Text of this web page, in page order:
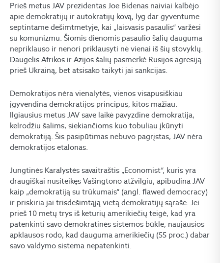
Prieš metus JAV prezidentas Joe Bidenas naiviai kalbėjo
apie demokratijų ir autokratijų kovą, lyg dar gyventume
septintame dešimtmetyje, kai „laisvasis pasaulis“ varžėsi
su komunizmu. Šiomis dienomis pasaulio šalių dauguma
nepriklauso ir nenori priklausyti nė vienai iš šių stovyklų.
Daugelis Afrikos ir Azijos šalių pasmerkė Rusijos agresiją
prieš Ukrainą, bet atsisako taikyti jai sankcijas.
Demokratijos nėra vienalytės, vienos visapusiškiau
įgyvendina demokratijos principus, kitos mažiau.
Ilgiausius metus JAV save laikė pavyzdine demokratija,
kelrodžiu šalims, siekiančioms kuo tobuliau įkūnyti
demokratiją. Šis pasipūtimas nebuvo pagrįstas, JAV nėra
demokratijos etalonas.
Jungtinės Karalystės savaitraštis „Economist“, kuris yra
draugiškai nusiteikęs Vašingtono atžvilgiu, apibūdina JAV
kaip „demokratiją su trūkumais“ (angl. flawed democracy)
ir priskiria jai trisdešimtąją vietą demokratijų sąraše. Jei
prieš 10 metų trys iš keturių amerikiečių teigė, kad yra
patenkinti savo demokratinės sistemos būkle, naujausios
apklausos rodo, kad dauguma amerikiečių (55 proc.) dabar
savo valdymo sistema nepatenkinti.